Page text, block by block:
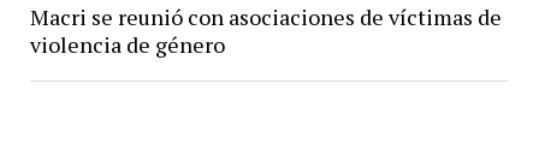
Macri se reunió con asociaciones de víctimas de
violencia de género